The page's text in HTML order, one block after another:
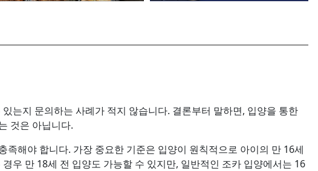
는지 문의하는 사례가 적지 않습니다. 결론부터 말하면, 입양을 통한
것은 아닙니다.
해야 합니다. 가장 중요한 기준은 입양이 원칙적으로 아이의 만 16세
우 만 18세 전 입양도 가능할 수 있지만, 일반적인 조카 입양에서는 16